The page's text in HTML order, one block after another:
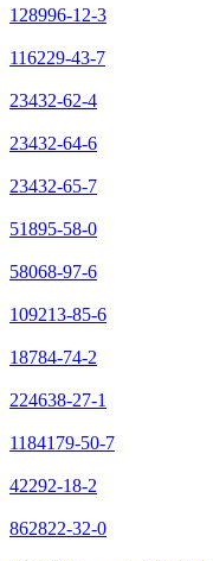
128996-12-3
116229-43-7
23432-62-4
23432-64-6
23432-65-7
51895-58-0
58068-97-6
109213-85-6
18784-74-2
224638-27-1
1184179-50-7
42292-18-2
862822-32-0